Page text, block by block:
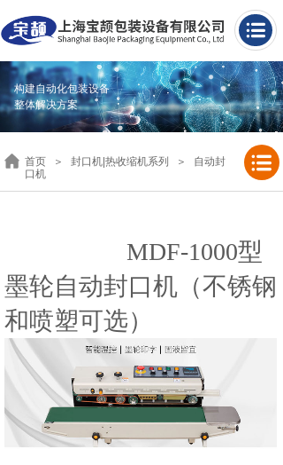
构建自动化包装设备
整体解决方案
首页 ＞ 封口机|热收缩机系列 ＞
自动封
口机
MDF-1000型
墨轮自动封口机（不锈钢
和喷塑可选）